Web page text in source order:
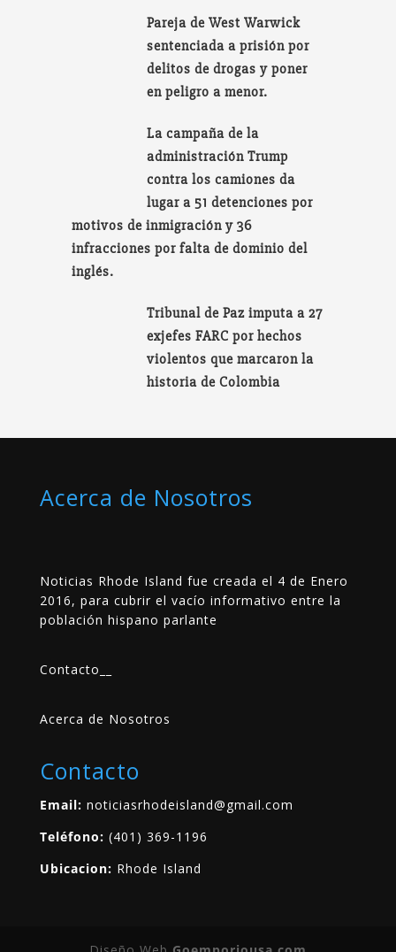
Pareja de West Warwick
sentenciada a prisión por
delitos de drogas y poner
en peligro a menor.
La campaña de la
administración Trump
contra los camiones da
lugar a 51 detenciones por
motivos de inmigración y 36
infracciones por falta de dominio del
inglés.
Tribunal de Paz imputa a 27
exjefes FARC por hechos
violentos que marcaron la
historia de Colombia
Acerca de Nosotros
Noticias Rhode Island fue creada el 4 de Enero
2016, para cubrir el vacío informativo entre la
población hispano parlante
Contacto
Acerca de Nosotros
Contacto
Email: noticiasrhodeisland@gmail.com
Teléfono: (401) 369-1196
Ubicacion: Rhode Island